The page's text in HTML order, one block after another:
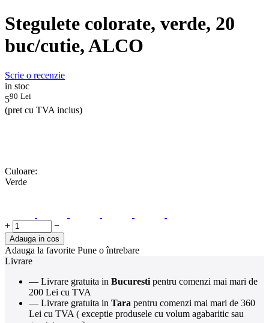
Stegulete colorate, verde, 20
buc/cutie, ALCO
Scrie o recenzie
in stoc
590 Lei
(pret cu TVA inclus)
Culoare:
Verde
+ −
Adauga in cos
Adauga la favorite Pune o întrebare
Livrare
— Livrare gratuita in Bucuresti pentru comenzi mai mari de
200 Lei cu TVA
— Livrare gratuita in Tara pentru comenzi mai mari de 360
Lei cu TVA ( exceptie produsele cu volum agabaritic sau